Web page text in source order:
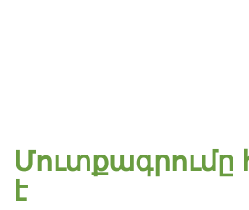
Մուտքագրումը
է